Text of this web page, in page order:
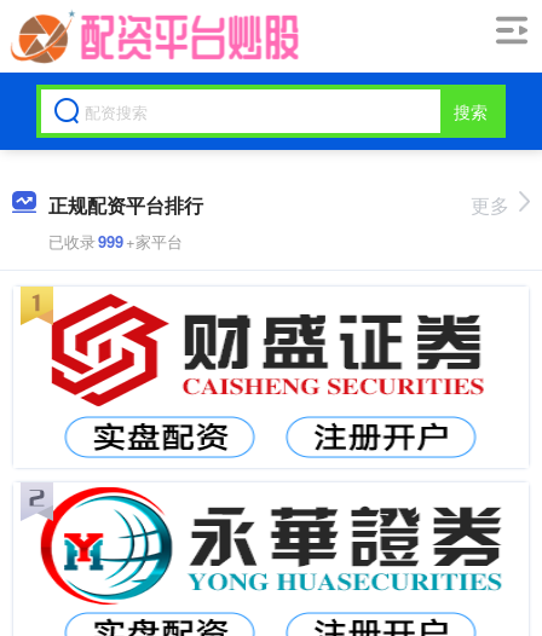
搜索
正规配资平台排行
已收录999+家平台
更多